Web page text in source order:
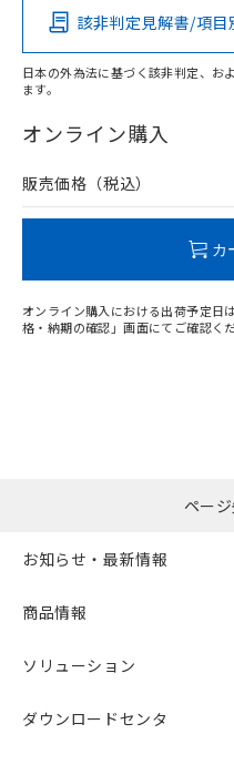
O
在庫等で未対応品が混在
問い合わせください。
該非判定見解書/項目
日本の外為法に基づく該非判定、お
ます。
オンライン購入
販売価格（税込）
カ
オンライン購入における出荷予定日
格・納期の確認」画面にてご確認くだ
ペー
お知らせ・最新情報
商品情報
ソリューション
ダウンロードセンタ